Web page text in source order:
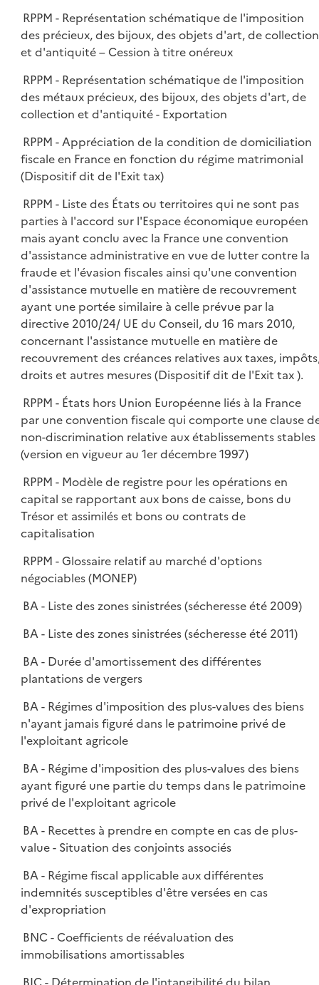
RPPM - Représentation schématique de l'imposition
des précieux, des bijoux, des objets d'art, de collection
et d'antiquité – Cession à titre onéreux
RPPM - Représentation schématique de l'imposition
des métaux précieux, des bijoux, des objets d'art, de
collection et d'antiquité - Exportation
RPPM - Appréciation de la condition de domiciliation
fiscale en France en fonction du régime matrimonial
(Dispositif dit de l'Exit tax)
RPPM - Liste des États ou territoires qui ne sont pas
parties à l'accord sur l'Espace économique européen
mais ayant conclu avec la France une convention
d'assistance administrative en vue de lutter contre la
fraude et l'évasion fiscales ainsi qu'une convention
d'assistance mutuelle en matière de recouvrement
ayant une portée similaire à celle prévue par la
directive 2010/24/ UE du Conseil, du 16 mars 2010,
concernant l'assistance mutuelle en matière de
recouvrement des créances relatives aux taxes,
droits et autres mesures (Dispositif dit de l'Exit tax ).
RPPM - États hors Union Européenne liés à la France
par une convention fiscale qui comporte une clause
non-discrimination relative aux établissements stables
(version en vigueur au 1er décembre 1997)
RPPM - Modèle de registre pour les opérations en
capital se rapportant aux bons de caisse, bons du
Trésor et assimilés et bons ou contrats de
capitalisation
RPPM - Glossaire relatif au marché d'options
négociables (MONEP)
BA - Liste des zones sinistrées (sécheresse été 2009)
BA - Liste des zones sinistrées (sécheresse été 2011)
BA - Durée d'amortissement des différentes
plantations de vergers
BA - Régimes d'imposition des plus-values des biens
n'ayant jamais figuré dans le patrimoine privé de
l'exploitant agricole
BA - Régime d'imposition des plus-values des biens
ayant figuré une partie du temps dans le patrimoine
privé de l'exploitant agricole
BA - Recettes à prendre en compte en cas de plus-
value - Situation des conjoints associés
BA - Régime fiscal applicable aux différentes
indemnités susceptibles d'être versées en cas
d'expropriation
BNC - Coefficients de réévaluation des
immobilisations amortissables